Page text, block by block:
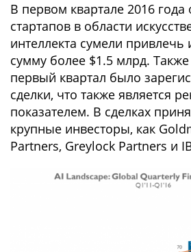
В первом квартале 2016 года
стартапов в области
интеллекта сумели привлечь
сумму более $1.5 млрд. Также
первый квартал было
сделки, что также является
показателем. В сделках
крупные инвесторы, как
Partners, Greylock Partners и